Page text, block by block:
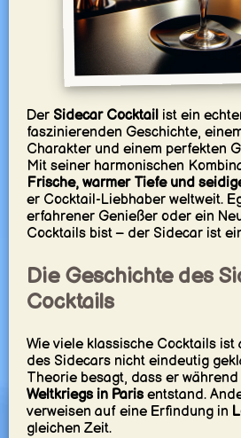
Der Sidecar Cocktailist ein
faszinierenden Geschichte,
Charakter und einem perfekten
Mit seiner harmonischen
Frische, warmer Tiefe und
er Cocktail-Liebhaber weltweit.
erfahrener Genießer oder ein
Cocktails bist – der Sidecar ist
Die Geschichte des
Cocktails
Wie viele klassische Cocktails
des Sidecars nicht eindeutig
Theorie besagt, dass er
Weltkriegs in Parisentstand.
verweisen auf eine Erfindung in
gleichen Zeit.